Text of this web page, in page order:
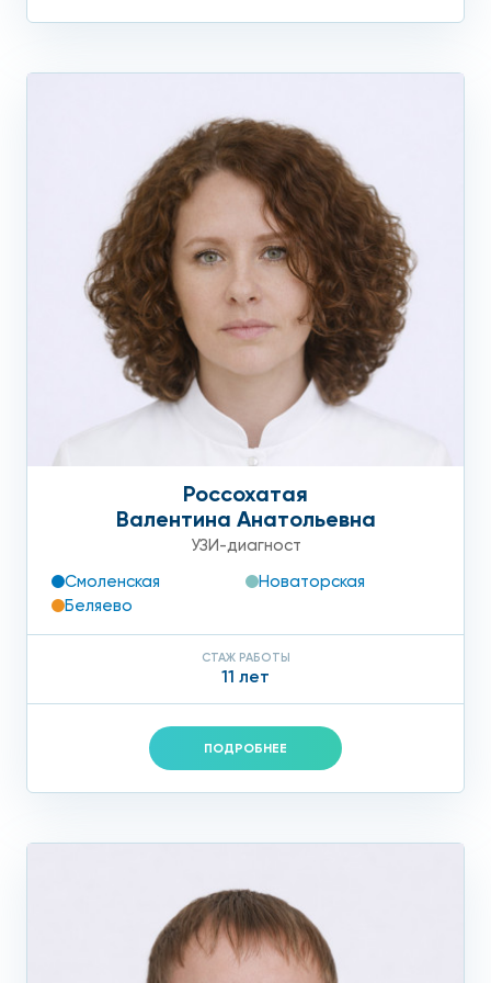
Россохатая
Валентина Анатольевна
УЗИ-диагност
Смоленская
Новаторская
Беляево
СТАЖ РАБОТЫ
11 лет
ПОДРОБНЕЕ